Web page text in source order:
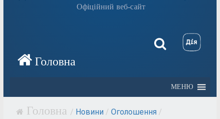
Офіційний веб-сайт
МЕНЮ
/ Новини / Оголошення /